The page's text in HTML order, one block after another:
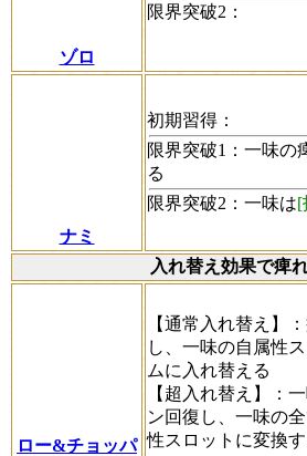
ゾロ
限界突破2：
ナミ
初期習得：
限界突破1： 一味の
る
限界突破2： 一味は[
入れ替え効果で痺
ロー&チョッパ
【通常入れ替え】
し、一味の自属性
ムに入れ替える
【超入れ替え】
：
ン回復し、一味の
性スロットに変換す